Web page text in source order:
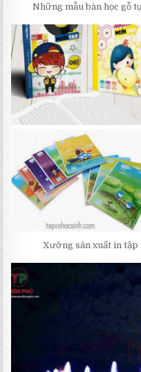
Những mẫu bàn học gỗ
Xưởng sản xuất in tập